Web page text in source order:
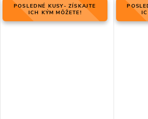
POSLEDNÉ KUSY- ZÍSKAJTE
ICH KÝM MÔŽETE!